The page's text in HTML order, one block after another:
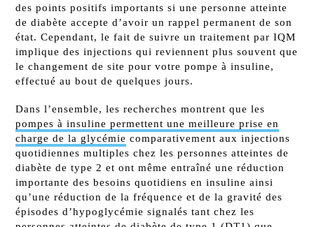
des points positifs importants si une personne atteinte
de diabète accepte d’avoir un rappel permanent de son
état. Cependant, le fait de suivre un traitement par IQM
implique des injections qui reviennent plus souvent que
le changement de site pour votre pompe à insuline,
effectué au bout de quelques jours.
Dans l’ensemble, les recherches montrent que les
pompes à insuline permettent une meilleure prise en
charge de la glycémie comparativement aux injections
quotidiennes multiples chez les personnes atteintes de
diabète de type 2 et ont même entraîné une réduction
importante des besoins quotidiens en insuline ainsi
qu’une réduction de la fréquence et de la gravité des
épisodes d’hypoglycémie signalés tant chez les